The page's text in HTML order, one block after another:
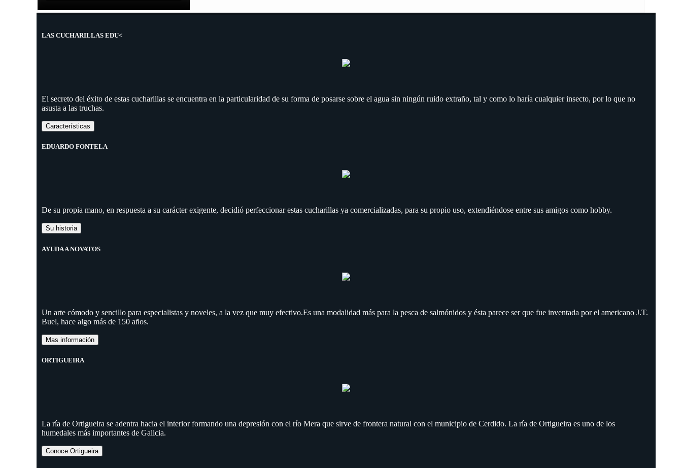
LAS CUCHARILLAS EDU<
El secreto del éxito de estas cucharillas se encuentra en la particularidad de su forma de posarse sobre el agua sin ningún ruido extraño, tal y como lo haría cualquier insecto, por lo que no
asusta a las truchas.
Características
EDUARDO FONTELA
De su propia mano, en respuesta a su carácter exigente, decidió perfeccionar estas cucharillas ya comercializadas, para su propio uso, extendiéndose entre sus amigos como hobby.
Su historia
AYUDA A NOVATOS
Un arte cómodo y sencillo para especialistas y noveles, a la vez que muy efectivo.Es una modalidad más para la pesca de salmónidos y ésta parece ser que fue inventada por el americano J.T.
Buel, hace algo más de 150 años.
Mas información
ORTIGUEIRA
La ría de Ortigueira se adentra hacia el interior formando una depresión con el río Mera que sirve de frontera natural con el municipio de Cerdido. La ría de Ortigueira es uno de los
humedales más importantes de Galicia.
Conoce Ortigueira